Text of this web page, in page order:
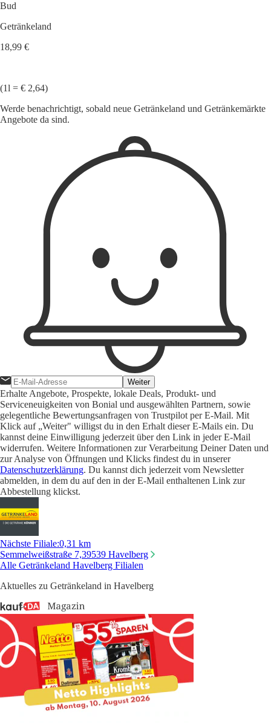
Bud
Getränkeland
18,99 €
(1l = € 2,64)
Werde benachrichtigt, sobald neue Getränkeland und Getränkemärkte
Angebote da sind.
Weiter
Erhalte Angebote, Prospekte, lokale Deals, Produkt- und
Serviceneuigkeiten von Bonial und ausgewählten Partnern, sowie
gelegentliche Bewertungsanfragen von Trustpilot per E-Mail. Mit
Klick auf „Weiter" willigst du in den Erhalt dieser E-Mails ein. Du
kannst deine Einwilligung jederzeit über den Link in jeder E-Mail
widerrufen. Weitere Informationen zur Verarbeitung Deiner Daten und
zur Analyse von Öffnungen und Klicks findest du in unserer
Datenschutzerklärung. Du kannst dich jederzeit vom Newsletter
abmelden, in dem du auf den in der E-Mail enthaltenen Link zur
Abbestellung klickst.
Nächste Filiale:0,31 km
Semmelweißstraße 7,39539 Havelberg
Alle Getränkeland Havelberg Filialen
Aktuelles zu Getränkeland in Havelberg